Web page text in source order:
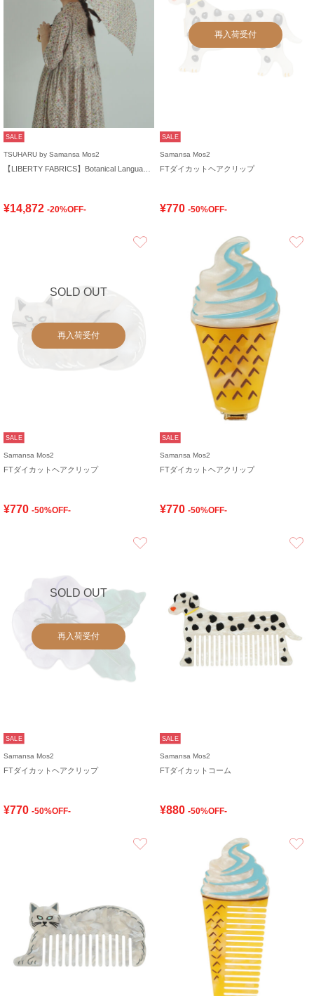
SALE
TSUHARU by Samansa Mos2
¥14,872 -20%OFF-
再入荷受付
SALE
Samansa Mos2
FTダイカットヘアクリップ
¥770 -50%OFF-
SOLD OUT
再入荷受付
SALE
Samansa Mos2
FTダイカットヘアクリップ
¥770 -50%OFF-
SALE
Samansa Mos2
FTダイカットヘアクリップ
¥770 -50%OFF-
SOLD OUT
再入荷受付
SALE
Samansa Mos2
FTダイカットヘアクリップ
¥770 -50%OFF-
SALE
Samansa Mos2
FTダイカットコーム
¥880 -50%OFF-